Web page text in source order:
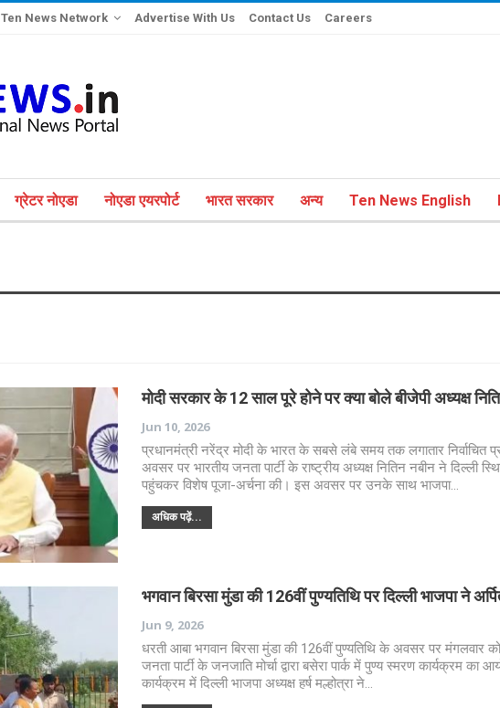
Ten News Network Advertise With Us Contact Us Careers
ग्रेटर नोएडा नोएडा एयरपोर्ट भारत सरकार अन्य Ten News English
मोदी सरकार के 12 साल पूरे होने पर क्या बोले बीजेपी अध्यक्ष
Jun 10, 2026
प्रधानमंत्री नरेंद्र मोदी के भारत के सबसे लंबे समय तक लगातार निर्वाचित
अवसर पर भारतीय जनता पार्टी के राष्ट्रीय अध्यक्ष नितिन नबीन ने दिल्ली
पहुंचकर विशेष पूजा-अर्चना की। इस अवसर पर उनके साथ भाजपा…
अधिक पढ़ें...
भगवान बिरसा मुंडा की 126वीं पुण्यतिथि पर दिल्ली भाजपा ने
Jun 9, 2026
धरती आबा भगवान बिरसा मुंडा की 126वीं पुण्यतिथि के अवसर पर मंगलवार
जनता पार्टी के जनजाति मोर्चा द्वारा बसेरा पार्क में पुण्य स्मरण कार्यक्रम का
कार्यक्रम में दिल्ली भाजपा अध्यक्ष हर्ष मल्होत्रा ने…